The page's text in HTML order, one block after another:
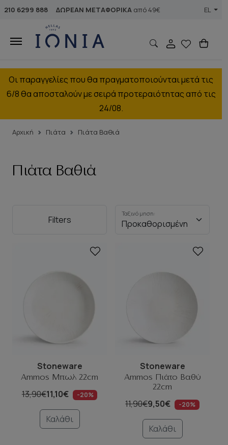
210 6299 888 ΔΩΡΕΑΝ ΜΕΤΑΦΟΡΙΚΑ από 49€ EL
Οι παραγγελίες που θα πραγματοποιούνται μετά τις
6/8 θα αποσταλούν με σειρά προτεραιότητας από τις
24/08.
Αρχική Πιάτα Πιάτα Βαθιά
Πιάτα Βαθιά
Filters
Ταξινόμηση:
Stoneware
Ammos Μπωλ 22cm
13,90€11,10€ -20%
Καλάθι
Stoneware
Ammos Πιάτο Βαθύ
22cm
11,90€9,50€ -20%
Καλάθι